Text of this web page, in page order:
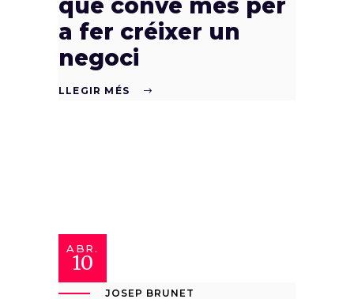
què convé més per
a fer créixer un
negoci
LLEGIR MÉS
ABR.
10
JOSEP BRUNET